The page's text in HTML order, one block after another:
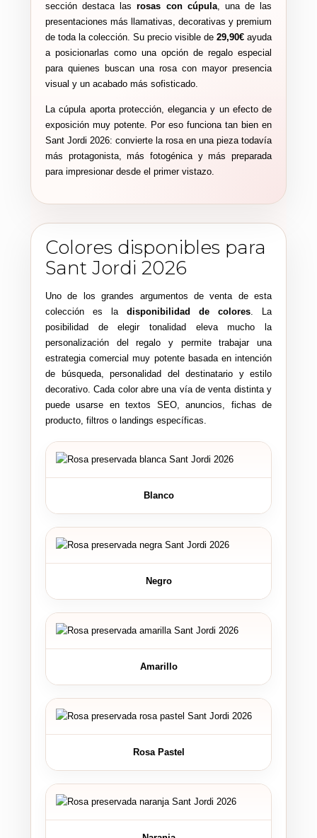
sección destaca lasrosas con cúpula, una de las
presentaciones más llamativas, decorativas y premium
de toda la colección. Su precio visible de 29,90€ ayuda
a posicionarlas como una opción de regalo especial
para quienes buscan una rosa con mayor presencia
visual y un acabado más sofisticado.
La cúpula aporta protección, elegancia y un efecto de
exposición muy potente. Por eso funciona tan bien en
Sant Jordi 2026: convierte la rosa en una pieza todavía
más protagonista, más fotogénica y más preparada
para impresionar desde el primer vistazo.
Colores disponibles para
Sant Jordi 2026
Uno de los grandes argumentos de venta de esta
colección es la disponibilidad de colores. La
posibilidad de elegir tonalidad eleva mucho la
personalización del regalo y permite trabajar una
estrategia comercial muy potente basada en intención
de búsqueda, personalidad del destinatario y estilo
decorativo. Cada color abre una vía de venta distinta y
puede usarse en textos SEO, anuncios, fichas de
producto, filtros o landings específicas.
Blanco
Negro
Amarillo
Rosa Pastel